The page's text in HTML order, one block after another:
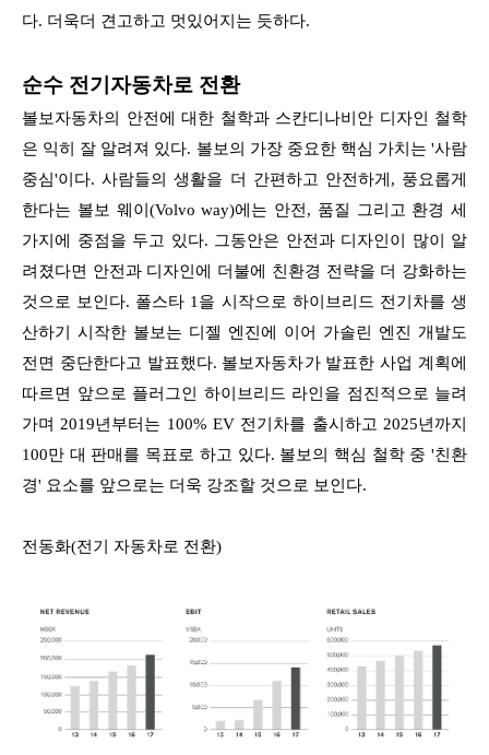
다. 더욱더 견고하고 멋있어지는 듯하다.
순수 전기자동차로 전환
볼보자동차의 안전에 대한 철학과 스칸디나비안 디자인 철학
은 익히 잘 알려져 있다. 볼보의 가장 중요한 핵심 가치는 '사람
중심'이다. 사람들의 생활을 더 간편하고 안전하게, 풍요롭게
한다는 볼보 웨이(Volvo way)에는 안전, 품질 그리고 환경 세
가지에 중점을 두고 있다. 그동안은 안전과 디자인이 많이 알
려졌다면 안전과 디자인에 더불에 친환경 전략을 더 강화하는
것으로 보인다. 폴스타 1을 시작으로 하이브리드 전기차를 생
산하기 시작한 볼보는 디젤 엔진에 이어 가솔린 엔진 개발도
전면 중단한다고 발표했다. 볼보자동차가 발표한 사업 계획에
따르면 앞으로 플러그인 하이브리드 라인을 점진적으로 늘려
가며 2019년부터는 100% EV 전기차를 출시하고 2025년까지
100만 대 판매를 목표로 하고 있다. 볼보의 핵심 철학 중 '친환
경' 요소를 앞으로는 더욱 강조할 것으로 보인다.
전동화(전기 자동차로 전환)